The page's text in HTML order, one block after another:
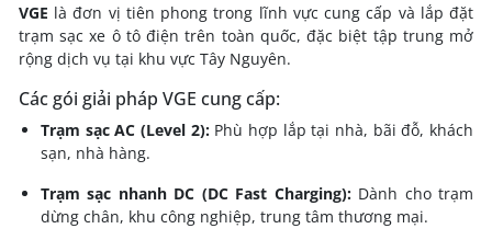
VGE là đơn vị tiên phong trong lĩnh vực cung cấp và lắp đặt
trạm sạc xe ô tô điện trên toàn quốc, đặc biệt tập trung mở
rộng dịch vụ tại khu vực Tây Nguyên.
Các gói giải pháp VGE cung cấp:
Trạm sạc AC (Level 2):Phù hợp lắp tại nhà, bãi đỗ, khách
sạn, nhà hàng.
Trạm sạc nhanh DC (DC Fast Charging):Dành cho trạm
dừng chân, khu công nghiệp, trung tâm thương mại.